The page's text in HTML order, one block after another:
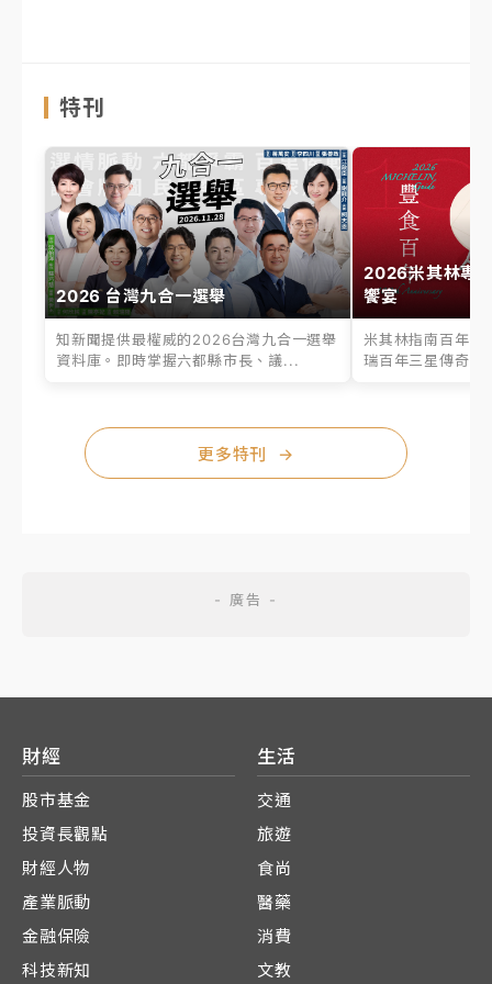
特刊
2026 台灣九合一選舉
知新聞提供最權威的2026台灣九合一選舉
資料庫。即時掌握六都縣市長、議...
2026米其林專
饗宴
米其林指南百年之
瑞百年三星傳奇、
更多特刊 →
財經
股市基金
投資長觀點
財經人物
產業脈動
金融保險
科技新知
生活
交通
旅遊
食尚
醫藥
消費
文教